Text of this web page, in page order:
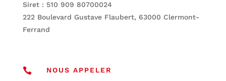
Siret : 510 909 80700024
222 Boulevard Gustave Flaubert, 63000 Clermont-
Ferrand

NOUS APPELER